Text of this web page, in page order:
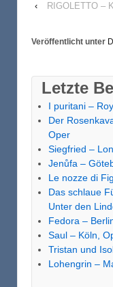
‹
RIGOLETTO –
Veröffentlicht unter
Letzte
I puritani –
Der
Oper
Siegfried –
Jenůfa –
Le nozze di
Das schlaue
Unter den
Fedora –
Saul – Köln,
Tristan und
Lohengrin –